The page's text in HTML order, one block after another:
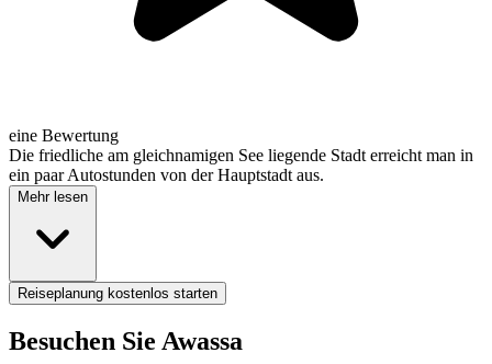
eine Bewertung
Die friedliche am gleichnamigen See liegende Stadt erreicht man in
ein paar Autostunden von der Hauptstadt aus.
Mehr lesen
Reiseplanung kostenlos starten
Besuchen Sie Awassa